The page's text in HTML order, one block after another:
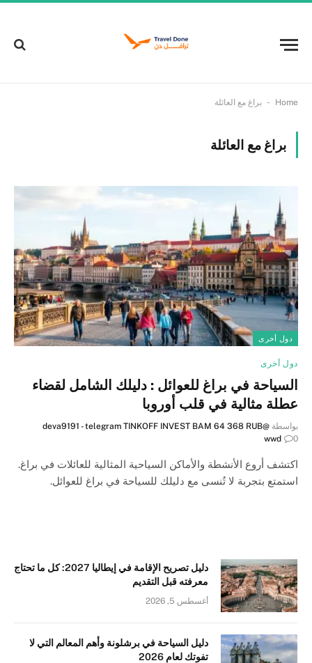
Home
- براغ مع العائلة
براغ مع العائلة
دول أخرى
دول أخرى
السياحة في براغ للعوائل : دليلك الشامل لقضاء
عطلة مثالية في قلب أوروبا
بواسطة
@deva9191 - telegram TINKOFF INVEST BAM 64 368 RUB
wwd
0
اكتشف أروع الأنشطة والأماكن السياحية المثالية للعائلات في براغ.
استمتع بتجربة لا تُنسى مع دليلك للسياحة في براغ للعوائل.
دليل تصريح الإقامة في إيطاليا 2027: كل ما تحتاج
معرفته قبل التقديم
أغسطس 5, 2026
دليل السياحة في برشلونة وأهم المعالم التي لا
تفوتك لعام 2026